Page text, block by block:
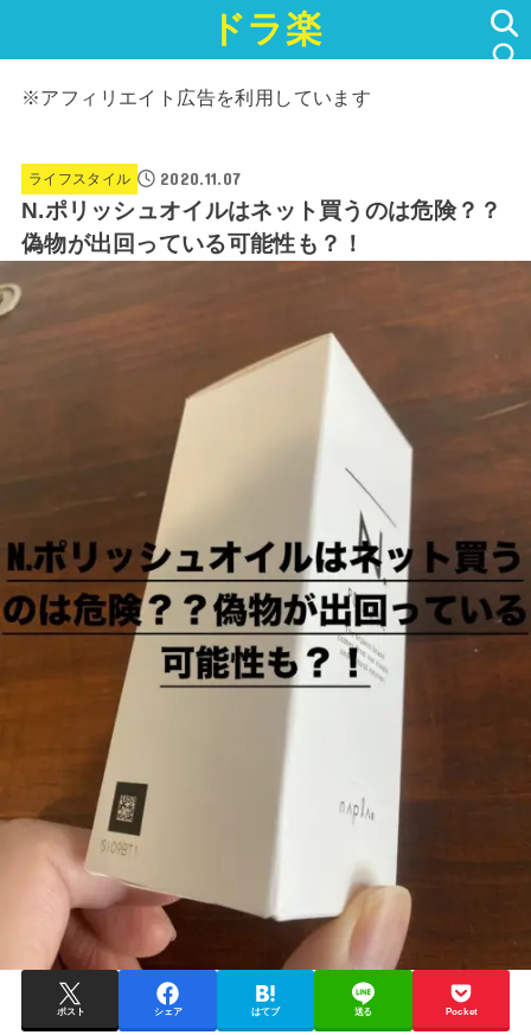
ドラ楽
※アフィリエイト広告を利用しています
ライフスタイル 2020.11.07
N.ポリッシュオイルはネット買うのは危険？？
偽物が出回っている可能性も？！
ポスト シェア はてブ 送る Pocket